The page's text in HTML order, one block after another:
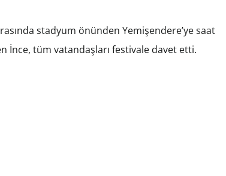
stadyum önünden Yemişendere’ye saat
İnce, tüm vatandaşları festivale davet etti.